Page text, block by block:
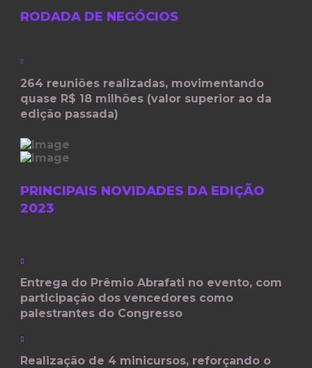
RODADA DE NEGÓCIOS
264 reuniões realizadas, movimentando
quase R$ 18 milhões (valor superior ao da
edição passada)
PRINCIPAIS NOVIDADES DA EDIÇÃO
2023
Entrega do Prêmio Abrafati no evento, com
participação dos vencedores como
palestrantes do Congresso
Realização de 4 minicursos, reforçando o